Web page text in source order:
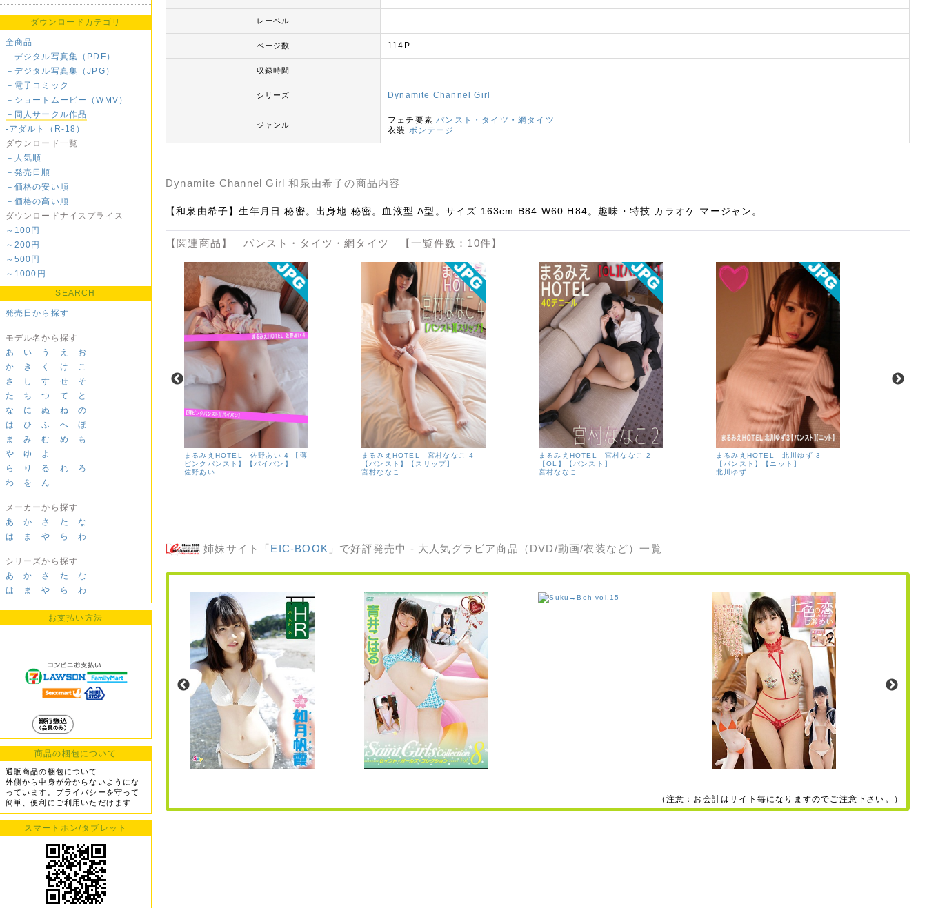
ダウンロードカテゴリ
全商品
－デジタル写真集（PDF）
－デジタル写真集（JPG）
－電子コミック
－ショートムービー（WMV）
－同人サークル作品
-アダルト（R-18）
ダウンロード一覧
－人気順
－発売日順
－価格の安い順
－価格の高い順
ダウンロードナイスプライス
～100円
～200円
～500円
～1000円
SEARCH
発売日から探す
モデル名から探す
あ
い う え
お
か
き く け
こ
さ
し す せ
そ
た
ち つ て
と
な
に ぬ ね
の
は
ひ ふ へ
ほ
ま
み む め
も
や
ゆ
よ
ら
り る れ
ろ
わ
を ん
メーカーから探す
あ
か さ た
な
は
ま や ら わ
シリーズから探す
あ
か さ た
な
は
ま や ら わ
お支払い方法
商品の梱包について
通販商品の梱包について
外側から中身が分からないようにな
っています。プライバシーを守って
簡単、便利にご利用いただけます
スマートホン/タブレット
レーベル
ページ数 114P
収録時間
シリーズ Dynamite Channel Girl
ジャンル フェチ要素パンスト・タイツ・網タイツ
衣装 ボンテージ
Dynamite Channel Girl 和泉由希子の商品内容
【和泉由希子】生年月日:秘密。出身地:秘密。血液型:A型。サイズ:163cm B84 W60 H84。趣味・特技:カラオケ マージャン。
【関連商品】 パンスト・タイツ・網タイツ 【一覧件数：10件】
まるみえHOTEL 宮村ななこ 4
【パンスト】【スリップ】
宮村ななこ
まるみえHOTEL 佐野あい 4 【薄
ピンクパンスト】【パイパン】
佐野あい
まるみえHOTEL 宮村ななこ 4
【パンスト】【スリップ】
宮村ななこ
まるみえHOTEL 宮村ななこ 2
【OL】【パンスト】
宮村ななこ
まるみえHOTEL 北川ゆず 3
【パンスト】【ニット】
北川ゆず
姉妹サイト「EIC-BOOK 」で好評発売中 - 大人気グラビア商品（DVD/動画/衣装など）一覧
（注意：お会計はサイト毎になりますのでご注意下さい。）